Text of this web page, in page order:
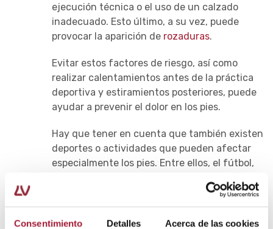
Consentimiento Detalles Acerca de las cookies
ejecución técnica o el uso de un calzado
inadecuado. Esto último, a su vez, puede
provocar la aparición de rozaduras.
Evitar estos factores de riesgo, así como
realizar calentamientos antes de la práctica
deportiva y estiramientos posteriores, puede
ayudar a prevenir el dolor en los pies.
Hay que tener en cuenta que también existen
deportes o actividades que pueden afectar
especialmente los pies. Entre ellos, el fútbol,
Hacer ejercicios, estiramientos y masajes.
La tensión y la rigidez en los tendones,